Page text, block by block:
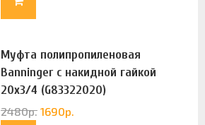
Муфта полипропиленовая
Banninger с накидной гайкой
20х3/4 (G83322020)
2480р. 1690р.